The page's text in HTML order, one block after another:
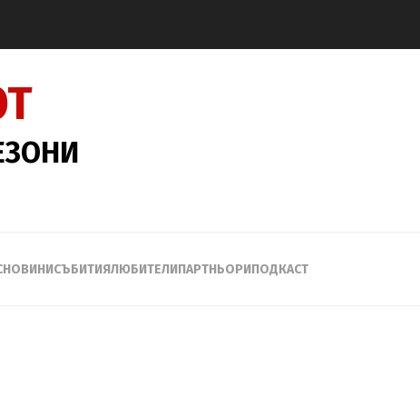
НОВИНИСЪБИТИЯЛЮБИТЕЛИПАРТНЬОРИПОДКАСТ